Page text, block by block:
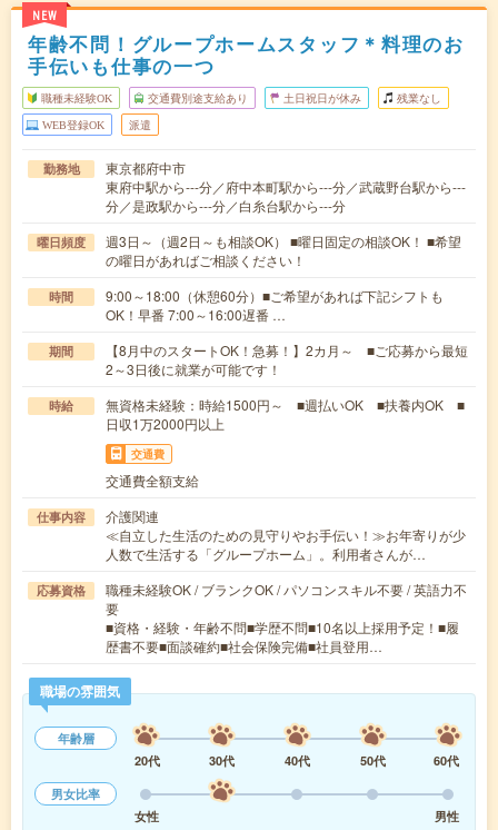
NEW
年齢不問！グループホームスタッフ＊料理のお
手伝いも仕事の一つ
職種未経験OK 交通費別途支給あり 土日祝日が休み 残業なし
WEB登録OK 派遣
勤務地
東京都府中市
東府中駅から---分／府中本町駅から---分／武蔵野台駅から---
分／是政駅から---分／白糸台駅から---分
曜日頻度
週3日～（週2日～も相談OK） ■曜日固定の相談OK！ ■希望
の曜日があればご相談ください！
時間
9:00～18:00（休憩60分）■ご希望があれば下記シフトも
OK！早番 7:00～16:00遅番 …
期間
【8月中のスタートOK！急募！】2カ月～ ■ご応募から最短
2～3日後に就業が可能です！
時給
無資格未経験：時給1500円～ ■週払いOK ■扶養内OK ■
日収1万2000円以上
交通費
交通費全額支給
仕事内容
介護関連
≪自立した生活のための見守りやお手伝い！≫お年寄りが少
人数で生活する「グループホーム」。利用者さんが…
応募資格
職種未経験OK / ブランクOK / パソコンスキル不要 / 英語力不
要
■資格・経験・年齢不問■学歴不問■10名以上採用予定！■履
歴書不要■面談確約■社会保険完備■社員登用…
職場の雰囲気
年齢層
20代
30代 40代 50代
60代
男女比率
女性
男性